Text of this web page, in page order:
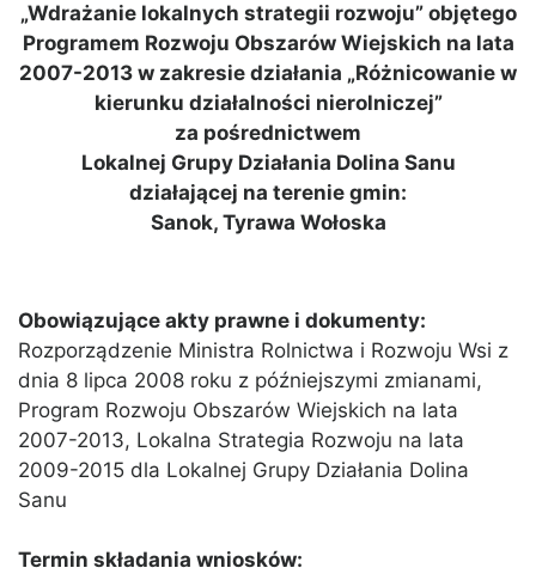
„Wdrażanie lokalnych strategii rozwoju” objętego
Programem Rozwoju Obszarów Wiejskich na lata
2007-2013 w zakresie działania „Różnicowanie w
kierunku działalności nierolniczej”
za pośrednictwem
Lokalnej Grupy Działania Dolina Sanu
działającej na terenie gmin:
Sanok, Tyrawa Wołoska
Obowiązujące akty prawne i dokumenty:
Rozporządzenie Ministra Rolnictwa i Rozwoju Wsi z
dnia 8 lipca 2008 roku z późniejszymi zmianami,
Program Rozwoju Obszarów Wiejskich na lata
2007-2013, Lokalna Strategia Rozwoju na lata
2009-2015 dla Lokalnej Grupy Działania Dolina
Sanu
Termin składania wniosków: